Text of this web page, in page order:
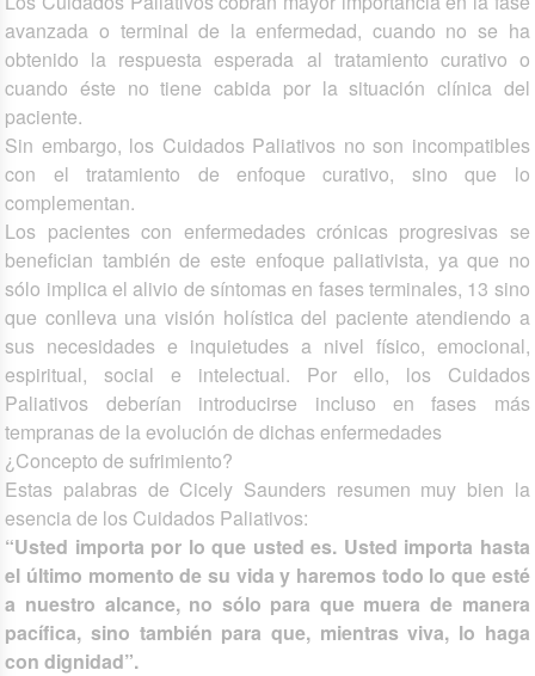
avanzada o terminal de la enfermedad, cuando no se ha
obtenido la respuesta esperada al tratamiento curativo o
cuando éste no tiene cabida por la situación clínica del
paciente.
Sin embargo, los Cuidados Paliativos no son incompatibles
con el tratamiento de enfoque curativo, sino que lo
complementan.
Los pacientes con enfermedades crónicas progresivas se
benefician también de este enfoque paliativista, ya que no
sólo implica el alivio de síntomas en fases terminales, 13 sino
que conlleva una visión holística del paciente atendiendo a
sus necesidades e inquietudes a nivel físico, emocional,
espiritual, social e intelectual. Por ello, los Cuidados
Paliativos deberían introducirse incluso en fases más
tempranas de la evolución de dichas enfermedades
¿Concepto de sufrimiento?
Estas palabras de Cicely Saunders resumen muy bien la
esencia de los Cuidados Paliativos:
“Usted importa por lo que usted es. Usted importa hasta
el último momento de su vida y haremos todo lo que esté
a nuestro alcance, no sólo para que muera de manera
pacífica, sino también para que, mientras viva, lo haga
con dignidad”.